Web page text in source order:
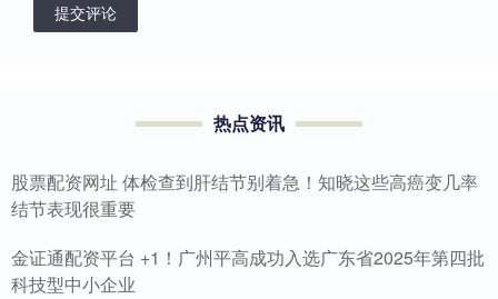
提交评论
热点资讯
股票配资网址 体检查到肝结节别着急！知晓这些高癌变几率
结节表现很重要
金证通配资平台 +1！广州平高成功入选广东省2025年第四批
科技型中小企业